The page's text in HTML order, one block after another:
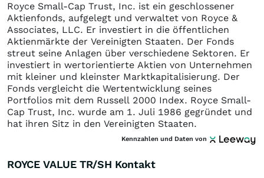
Royce Small-Cap Trust, Inc. ist ein geschlossener
Aktienfonds, aufgelegt und verwaltet von Royce &
Associates, LLC. Er investiert in die öffentlichen
Aktienmärkte der Vereinigten Staaten. Der Fonds
streut seine Anlagen über verschiedene Sektoren. Er
investiert in wertorientierte Aktien von Unternehmen
mit kleiner und kleinster Marktkapitalisierung. Der
Fonds vergleicht die Wertentwicklung seines
Portfolios mit dem Russell 2000 Index. Royce Small-
Cap Trust, Inc. wurde am 1. Juli 1986 gegründet und
hat ihren Sitz in den Vereinigten Staaten.
Kennzahlen und Daten von
ROYCE VALUE TR/SH Kontakt